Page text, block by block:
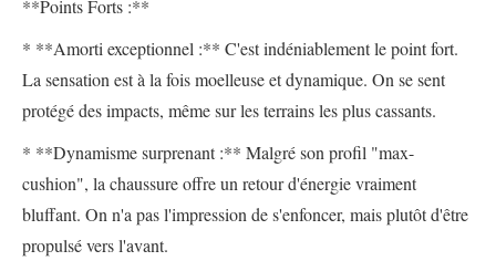
**Points Forts :**
* **Amorti exceptionnel :** C'est indéniablement le point fort.
La sensation est à la fois moelleuse et dynamique. On se sent
protégé des impacts, même sur les terrains les plus cassants.
* **Dynamisme surprenant :** Malgré son profil "max-
cushion", la chaussure offre un retour d'énergie vraiment
bluffant. On n'a pas l'impression de s'enfoncer, mais plutôt d'être
propulsé vers l'avant.